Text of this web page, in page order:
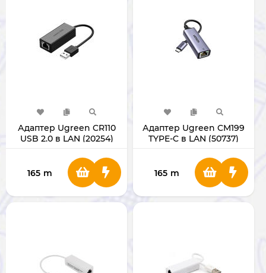
Адаптер Ugreen CR110
USB 2.0 в LAN (20254)
165 m
Адаптер Ugreen CM199
TYPE-C в LAN (50737)
165 m